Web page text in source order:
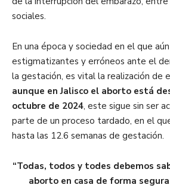
sociales.
En una época y sociedad en el que
estigmatizantes y erróneos ante el
la gestación, es vital la realización de
aunque en Jalisco el aborto está
octubre de 2024, este sigue sin ser
parte de un proceso tardado, en el
hasta las 12.6 semanas de gestación.
“Todas, todos y todes debemos
aborto en casa de forma